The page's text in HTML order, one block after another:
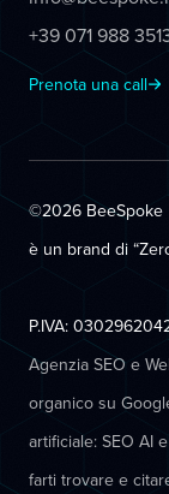
+39 071 988
Prenota una call
©2026 BeeSpoke
è un brand di
P.IVA:
Agenzia SEO e
organico su
artificiale: SEO AI
farti trovare e